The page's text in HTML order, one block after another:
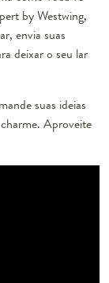
by Westwing,
envia suas
deixar o seu lar
suas ideias
Aproveite